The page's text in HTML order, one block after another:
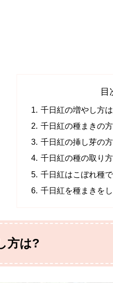
目
千日紅の増やし方
千日紅の種まきの
千日紅の挿し芽の
千日紅の種の取り方
千日紅はこぼれ種
千日紅を種まきを
方は?